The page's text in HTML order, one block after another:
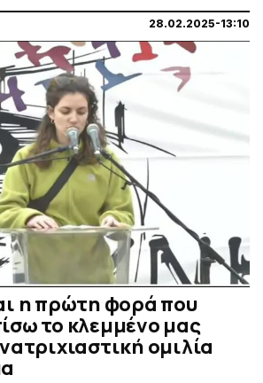
28.02.2025-13:10
η πρώτη φορά που
το κλεμμένο μας
ομιλία